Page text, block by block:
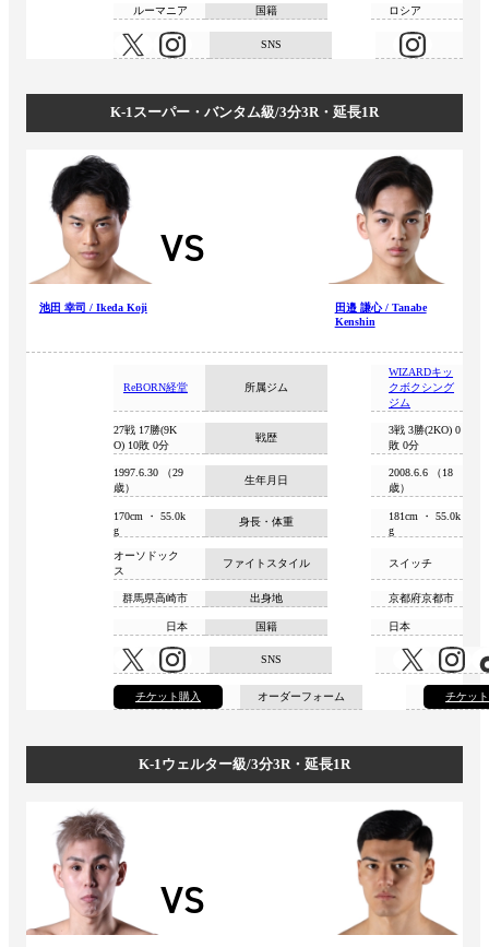
国籍
ルーマニア ロシア
SNS
K-1スーパー・バンタム級/3分3R・延長1R
池田 幸司 / Ikeda Koji
VS
田邉 謙心 / Tanabe
Kenshin
所属ジム
ReBORN経堂
WIZARDキッ
クボクシング
ジム
戦歴
27戦 17勝(9K
O) 10敗 0分
3戦 3勝(2KO) 0
敗 0分
生年月日
1997.6.30 （29
歳）
2008.6.6 （18
歳）
身長・体重
170cm ・ 55.0k
g
181cm ・ 55.0k
g
ファイトスタイル
オーソドック
ス
スイッチ
出身地
群馬県高崎市 京都府京都市
国籍
日本 日本
SNS
オーダーフォーム
チケット購入 チケッ
K-1ウェルター級/3分3R・延長1R
VS